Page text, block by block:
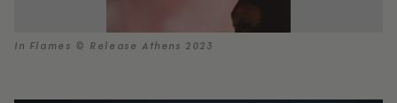
In Flames © Release Athens 2023